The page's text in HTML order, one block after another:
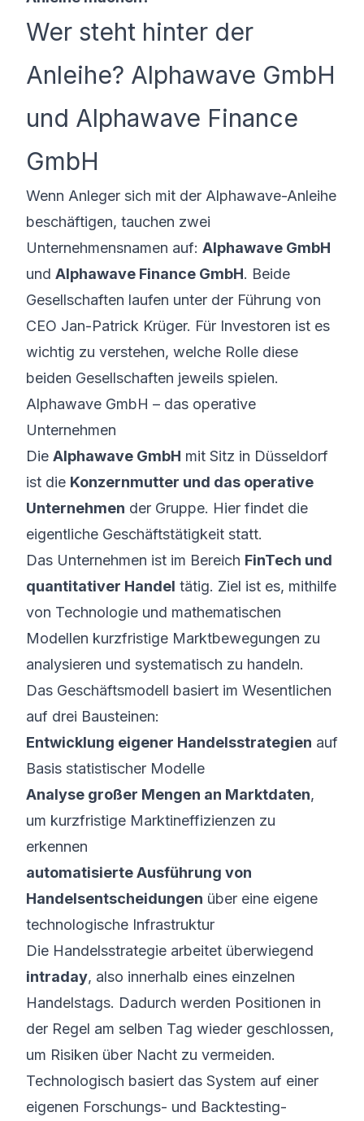
Wer steht hinter der
Anleihe? Alphawave GmbH
und Alphawave Finance
GmbH
Wenn Anleger sich mit der Alphawave-Anleihe
beschäftigen, tauchen zwei
Unternehmensnamen auf: Alphawave GmbH
und Alphawave Finance GmbH. Beide
Gesellschaften laufen unter der Führung von
CEO Jan-Patrick Krüger. Für Investoren ist es
wichtig zu verstehen, welche Rolle diese
beiden Gesellschaften jeweils spielen.
Alphawave GmbH – das operative
Unternehmen
Die Alphawave GmbH mit Sitz in Düsseldorf
ist die Konzernmutter und das operative
Unternehmen der Gruppe. Hier findet die
eigentliche Geschäftstätigkeit statt.
Das Unternehmen ist im Bereich FinTech und
quantitativer Handel tätig. Ziel ist es, mithilfe
von Technologie und mathematischen
Modellen kurzfristige Marktbewegungen zu
analysieren und systematisch zu handeln.
Das Geschäftsmodell basiert im Wesentlichen
auf drei Bausteinen:
Entwicklung eigener Handelsstrategien auf
Basis statistischer Modelle
Analyse großer Mengen an Marktdaten,
um kurzfristige Marktineffizienzen zu
erkennen
automatisierte Ausführung von
Handelsentscheidungen über eine eigene
technologische Infrastruktur
Die Handelsstrategie arbeitet überwiegend
intraday, also innerhalb eines einzelnen
Handelstags. Dadurch werden Positionen in
der Regel am selben Tag wieder geschlossen,
um Risiken über Nacht zu vermeiden.
Technologisch basiert das System auf einer
eigenen Forschungs- und Backtesting-